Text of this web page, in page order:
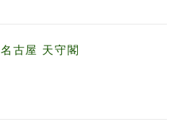
名古屋 天守閣